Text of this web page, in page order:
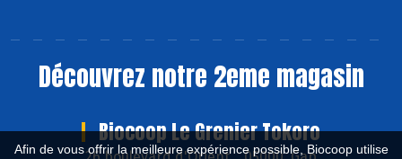
Afin de vous offrir la meilleure expérience possible, Biocoop utilise
Découvrez notre 2eme magasin
Biocoop Le Grenier Tokoro